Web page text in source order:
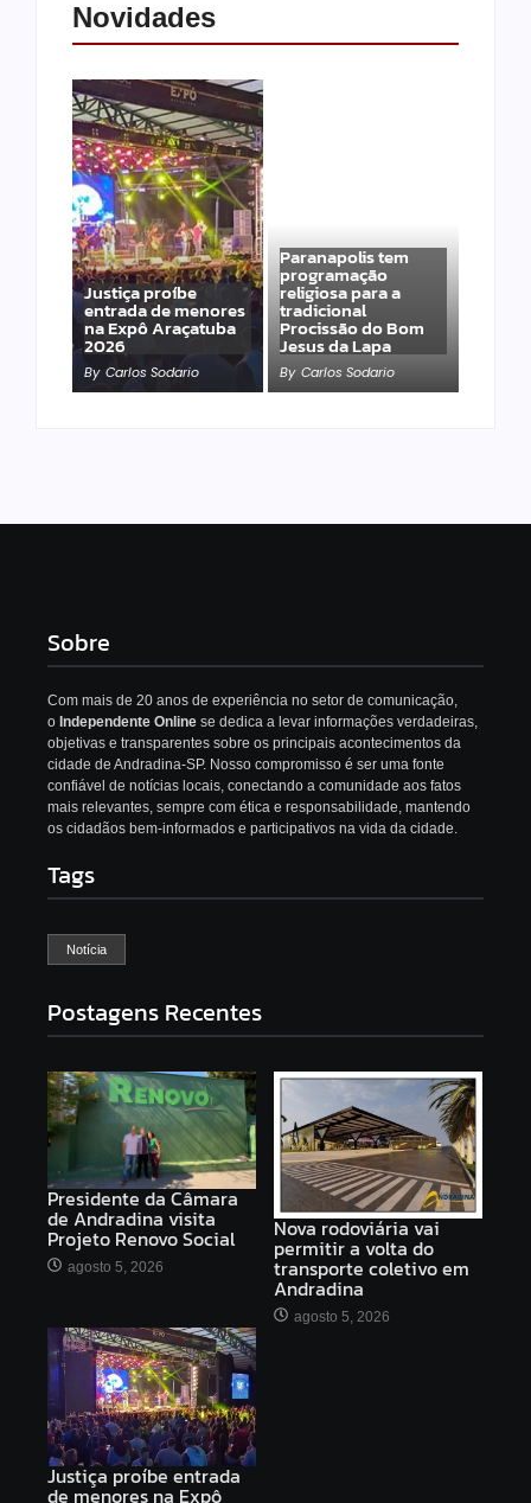
Novidades
Justiça proíbe
entrada de menores
na Expô Araçatuba
2026
By Carlos Sodario
Paranapolis tem
programação
religiosa para a
tradicional
Procissão do Bom
Jesus da Lapa
By Carlos Sodario
Sobre
Com mais de 20 anos de experiência no setor de comunicação,
o Independente Online se dedica a levar informações verdadeiras,
objetivas e transparentes sobre os principais acontecimentos da
cidade de Andradina-SP. Nosso compromisso é ser uma fonte
confiável de notícias locais, conectando a comunidade aos fatos
mais relevantes, sempre com ética e responsabilidade, mantendo
os cidadãos bem-informados e participativos na vida da cidade.
Tags
Notícia
Postagens Recentes
Presidente da Câmara
de Andradina visita
Projeto Renovo Social
agosto 5, 2026
Nova rodoviária vai
permitir a volta do
transporte coletivo em
Andradina
agosto 5, 2026
Justiça proíbe entrada
de menores na Expô